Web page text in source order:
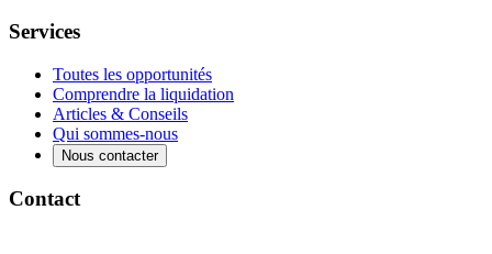
Services
Toutes les opportunités
Comprendre la liquidation
Articles & Conseils
Qui sommes-nous
Nous contacter
Contact